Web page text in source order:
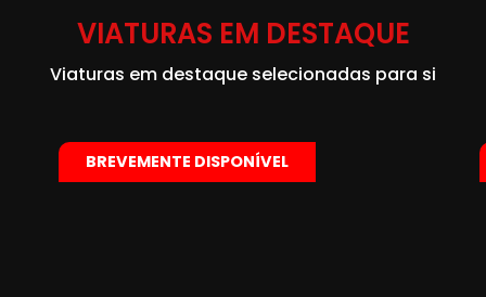
VIATURAS EM DESTAQUE
Viaturas em destaque selecionadas para si
BREVEMENTE DISPONÍVEL